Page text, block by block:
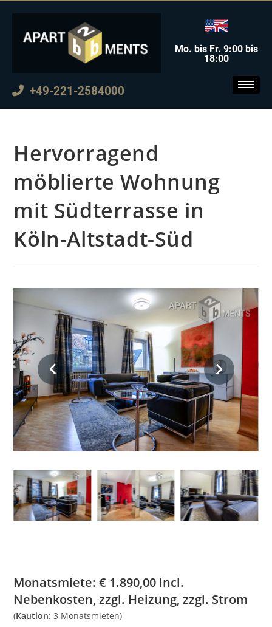
+49-221-2584000
Mo. bis Fr. 9:00 bis
18:00
Hervorragend
möblierte Wohnung
mit Südterrasse in
Köln-Altstadt-Süd
Monatsmiete:€ 1.890,00 incl.
Nebenkosten, zzgl. Heizung, zzgl. Strom
(Kaution:3 Monatsmieten)